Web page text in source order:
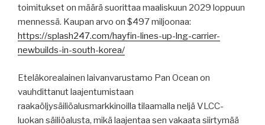
toimitukset on määrä suorittaa maaliskuun 2029 loppuun
mennessä. Kaupan arvo on $497 miljoonaa:
https://splash247.com/hayfin-lines-up-lng-carrier-
newbuilds-in-south-korea/
Eteläkorealainen laivanvarustamo Pan Ocean on
vauhdittanut laajentumistaan ​​
raakaöljysäiliöalusmarkkinoilla tilaamalla neljä VLCC-
luokan säiliöalusta, mikä laajentaa sen vakaata siirtymää